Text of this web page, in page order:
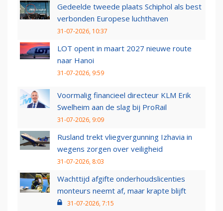
Gedeelde tweede plaats Schiphol als best
verbonden Europese luchthaven
31-07-2026, 10:37
LOT opent in maart 2027 nieuwe route
naar Hanoi
31-07-2026, 9:59
Voormalig financieel directeur KLM Erik
Swelheim aan de slag bij ProRail
31-07-2026, 9:09
Rusland trekt vliegvergunning Izhavia in
wegens zorgen over veiligheid
31-07-2026, 8:03
Wachttijd afgifte onderhoudslicenties
monteurs neemt af, maar krapte blijft
31-07-2026, 7:15